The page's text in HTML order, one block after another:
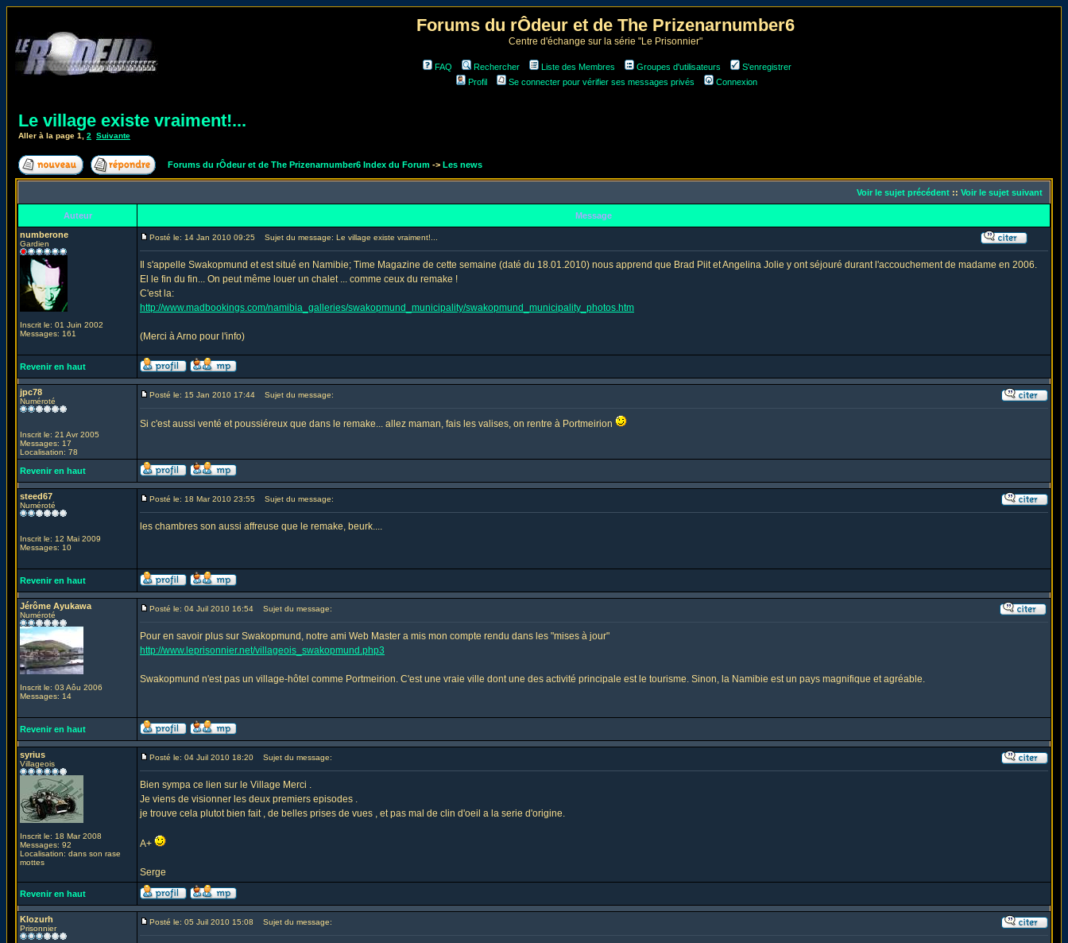
Forums du rÔdeur et de The Prizenarnumber6
Centre d'échange sur la série "Le Prisonnier"
FAQ Rechercher Liste des Membres Groupes d'utilisateurs
S'enregistrer
Profil
Se connecter pour vérifier ses messages privés Connexion
Le village existe vraiment!...
Aller à la page 1 2 Suivante
Forums du rÔdeur et de The Prizenarnumber6 Index du Forum -> Les news
Voir le sujet précédent :: Voir le sujet suivant
Auteur
Message
numberone
Gardien
Inscrit le: 01 Juin 2002
Messages: 161
Posté le: 14 Jan 2010 09:25 Sujet du message: Le village existe vraiment!...
Il s'appelle Swakopmund et est situé en Namibie; Time Magazine de cette semaine (daté du 18.01.2010) nous apprend que Brad Piit et Angelina Jolie y ont séjouré durant l'accouchement de madame en 2006.
El le fin du fin... On peut même louer un chalet ... comme ceux du remake !
C'est la:
http://www.madbookings.com/namibia_galleries/swakopmund_municipality/swakopmund_municipality_photos.htm
(Merci à Arno pour l'info)
Revenir en haut
jpc78
Numéroté
Inscrit le: 21 Avr 2005
Messages: 17
Localisation: 78
Posté le: 15 Jan 2010 17:44 Sujet du message:
Si c'est aussi venté et poussiéreux que dans le remake... allez maman, fais les valises, on rentre à Portmeirion
Revenir en haut
steed67
Numéroté
Inscrit le: 12 Mai 2009
Messages: 10
Posté le: 18 Mar 2010 23:55 Sujet du message:
les chambres son aussi affreuse que le remake, beurk....
Revenir en haut
Jérôme Ayukawa
Numéroté
Inscrit le: 03 Aôu 2006
Messages: 14
Posté le: 04 Juil 2010 16:54 Sujet du message:
Pour en savoir plus sur Swakopmund, notre ami Web Master a mis mon compte rendu dans les "mises à jour"
http://www.leprisonnier.net/villageois_swakopmund.php3
Swakopmund n'est pas un village-hôtel comme Portmeirion. C'est une vraie ville dont une des activité principale est le tourisme. Sinon, la Namibie est un pays magnifique et agréable.
Revenir en haut
syrius
Villageois
Inscrit le: 18 Mar 2008
Messages: 92
Localisation: dans son rase
mottes
Posté le: 04 Juil 2010 18:20 Sujet du message:
Bien sympa ce lien sur le Village Merci .
Je viens de visionner les deux premiers episodes .
je trouve cela plutot bien fait , de belles prises de vues , et pas mal de clin d'oeil a la serie d'origine.
A+
Serge
Revenir en haut
Klozurh
Prisonnier
Posté le: 05 Juil 2010 15:08 Sujet du message: